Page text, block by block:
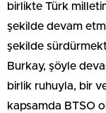
birlikte Türk
şekilde devam
şekilde
Burkay, şöyle
birlik ruhuyla, bir
kapsamda BTSO